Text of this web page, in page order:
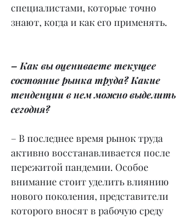
специалистами, которые точно
знают, когда и как его применять.
– Как вы оцениваете текущее
состояние рынка труда? Какие
тенденции в нем можно выделить
сегодня?
– В последнее время рынок труда
активно восстанавливается после
пережитой пандемии. Особое
внимание стоит уделить влиянию
нового поколения, представители
которого вносят в рабочую среду